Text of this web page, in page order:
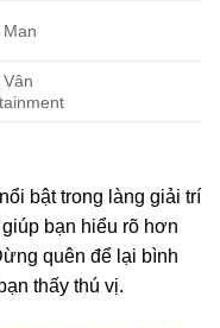
bật trong làng giải trí
bạn hiểu rõ hơn
quên để lại bình
thấy thú vị.